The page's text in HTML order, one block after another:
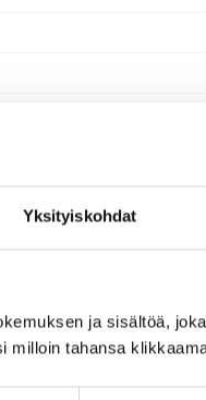
Yksityiskohdat
ja sisältöä,
milloin tahansa